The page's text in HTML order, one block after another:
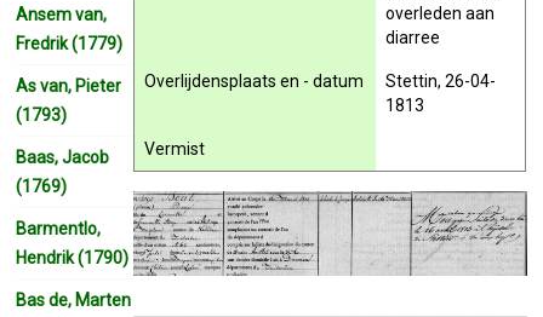
overleden aan
diarree
Overlijdensplaats en - datum
Stettin, 26-04-
1813
Vermist
Ansem van,
Fredrik (1779)
As van, Pieter
(1793)
Baas, Jacob
(1769)
Barmentlo,
Hendrik (1790)
Bas de, Marten